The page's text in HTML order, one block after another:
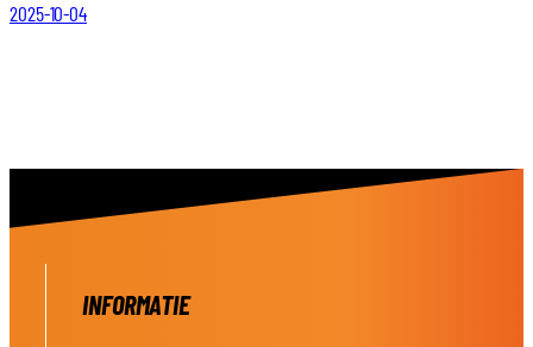
2025-10-04
INFORMATIE